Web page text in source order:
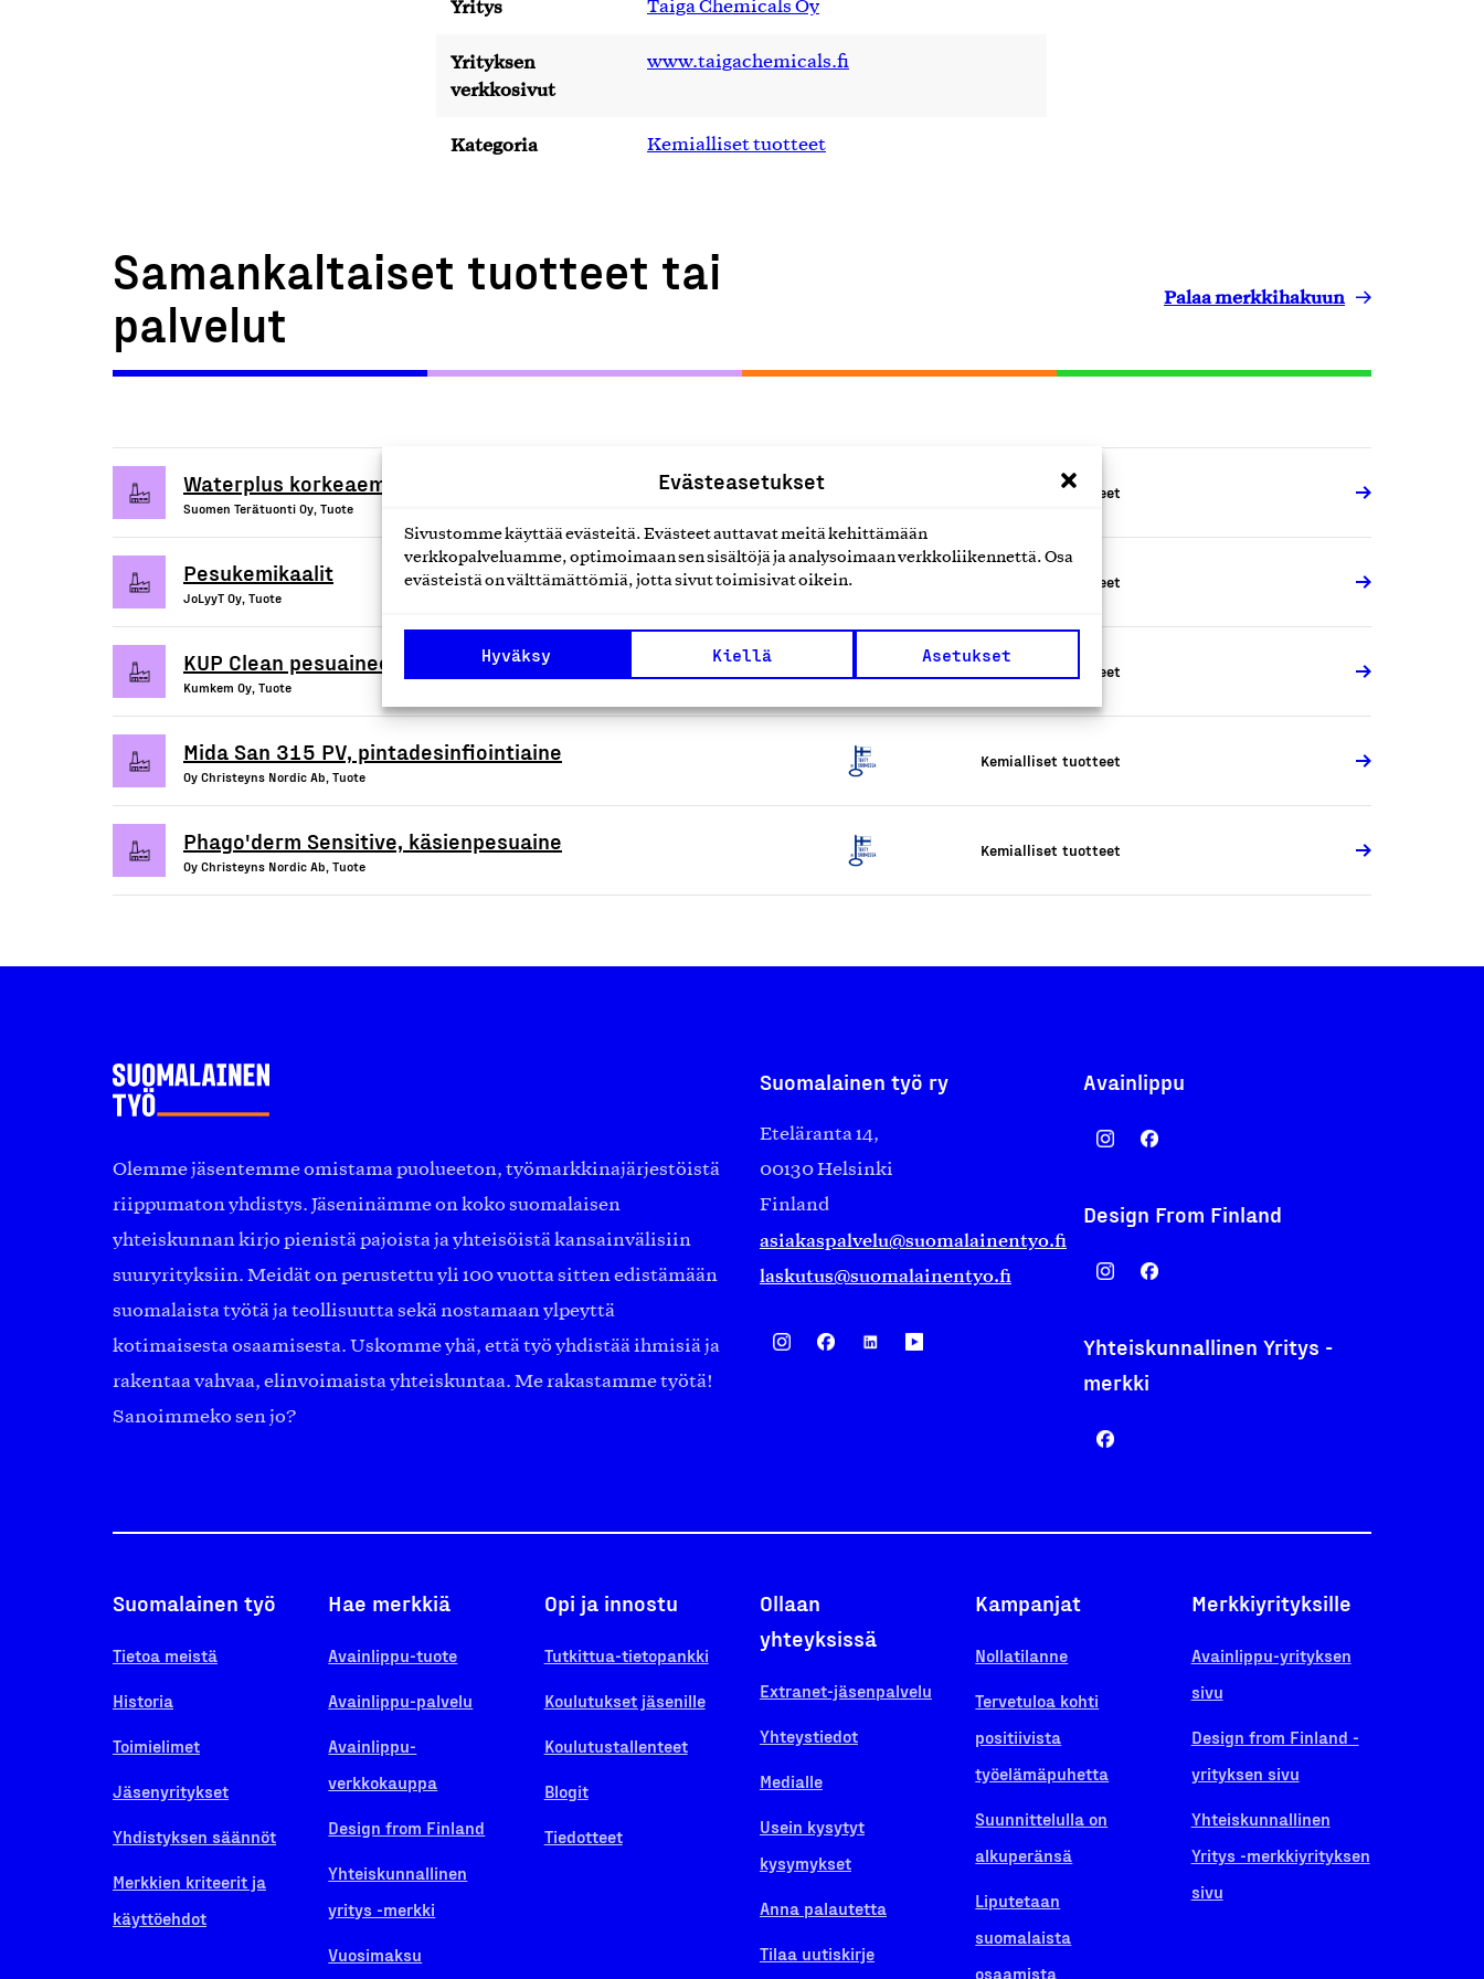
Evästeasetukset
Sivustomme käyttää evästeitä. Evästeet auttavat meitä kehittämään
verkkopalveluamme, optimoimaan sen sisältöjä ja analysoimaan verkkoliikennettä. Osa
evästeistä on välttämättömiä, jotta sivut toimisivat oikein.
Hyväksy Kiellä Asetukset
Yritys Taiga Chemicals Oy
Yrityksen
verkkosivut
www.taigachemicals.fi
Kategoria Kemialliset tuotteet
Samankaltaiset tuotteet tai
palvelut
Palaa merkkihakuun
Waterplus korkeaemäksiset vesituotteet
Suomen Terätuonti Oy, Tuote
Kemialliset tuotteet
Pesukemikaalit
JoLyyT Oy, Tuote
Kemialliset tuotteet
KUP Clean pesuaineet
Kumkem Oy, Tuote
Kemialliset tuotteet
Mida San 315 PV, pintadesinfiointiaine
Oy Christeyns Nordic Ab, Tuote
Kemialliset tuotteet
Phago'derm Sensitive, käsienpesuaine
Oy Christeyns Nordic Ab, Tuote
Kemialliset tuotteet
Olemme jäsentemme omistama puolueeton, työmarkkinajärjestöistä
riippumaton yhdistys. Jäseninämme on koko suomalaisen
yhteiskunnan kirjo pienistä pajoista ja yhteisöistä kansainvälisiin
suuryrityksiin. Meidät on perustettu yli 100 vuotta sitten edistämään
suomalaista työtä ja teollisuutta sekä nostamaan ylpeyttä
kotimaisesta osaamisesta. Uskomme yhä, että työ yhdistää ihmisiä ja
rakentaa vahvaa, elinvoimaista yhteiskuntaa. Me rakastamme työtä!
Sanoimmeko sen jo?
Suomalainen työ ry
Eteläranta 14,
00130 Helsinki
Finland
asiakaspalvelu@suomalainentyo.fi
laskutus@suomalainentyo.fi
Avainlippu
Design From Finland
Yhteiskunnallinen Yritys -
merkki
Suomalainen työ
Tietoa meistä
Historia
Toimielimet
Jäsenyritykset
Yhdistyksen säännöt
Merkkien kriteerit ja
käyttöehdot
Hae merkkiä
Avainlippu-tuote
Avainlippu-palvelu
Avainlippu-
verkkokauppa
Design from Finland
Yhteiskunnallinen
yritys -merkki
Vuosimaksu
Opi ja innostu
Tutkittua-tietopankki
Koulutukset jäsenille
Koulutustallenteet
Blogit
Tiedotteet
Ollaan
yhteyksissä
Extranet-jäsenpalvelu
Yhteystiedot
Medialle
Usein kysytyt
kysymykset
Anna palautetta
Tilaa uutiskirje
Kampanjat
Nollatilanne
Tervetuloa kohti
positiivista
työelämäpuhetta
Suunnittelulla on
alkuperänsä
Liputetaan
suomalaista
osaamista
Merkkiyrityksille
Avainlippu-yrityksen
sivu
Design from Finland -
yrityksen sivu
Yhteiskunnallinen
Yritys -merkkiyrityksen
sivu